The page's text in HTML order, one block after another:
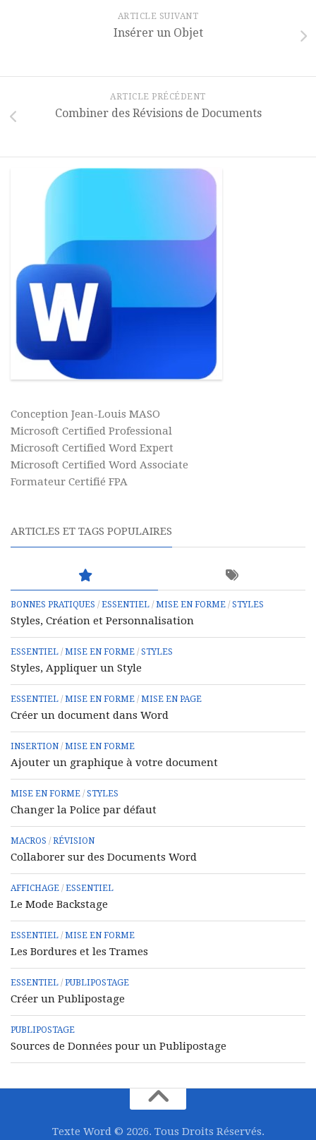
ARTICLE SUIVANT
Insérer un Objet
ARTICLE PRÉCÉDENT
Combiner des Révisions de Documents
Conception Jean-Louis MASO
Microsoft Certified Professional
Microsoft Certified Word Expert
Microsoft Certified Word Associate
Formateur Certifié FPA
ARTICLES ET TAGS POPULAIRES
BONNES PRATIQUES / ESSENTIEL / MISE EN FORME / STYLES
Styles, Création et Personnalisation
ESSENTIEL / MISE EN FORME / STYLES
Styles, Appliquer un Style
ESSENTIEL / MISE EN FORME / MISE EN PAGE
Créer un document dans Word
INSERTION / MISE EN FORME
Ajouter un graphique à votre document
MISE EN FORME / STYLES
Changer la Police par défaut
MACROS / RÉVISION
Collaborer sur des Documents Word
AFFICHAGE / ESSENTIEL
Le Mode Backstage
ESSENTIEL / MISE EN FORME
Les Bordures et les Trames
ESSENTIEL / PUBLIPOSTAGE
Créer un Publipostage
PUBLIPOSTAGE
Sources de Données pour un Publipostage
Texte Word © 2026. Tous Droits Réservés.